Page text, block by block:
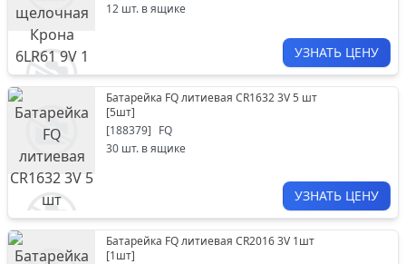
12 шт. в ящике
УЗНАТЬ ЦЕНУ
Батарейка FQ литиевая CR1632 3V 5 шт
[5шт]
[188379] FQ
30 шт. в ящике
УЗНАТЬ ЦЕНУ
Батарейка FQ литиевая CR2016 3V 1шт
[1шт]